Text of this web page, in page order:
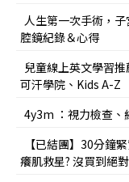
人生第一次手術，
腔鏡紀錄＆心得
兒童線上英文學習
可汗學院、Kids A-Z
4y3m ：視力檢查、
【已結團】30分鐘
癢肌救星? 沒買到絕